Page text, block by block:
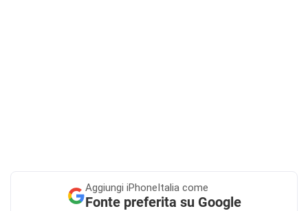
Aggiungi iPhoneItalia come
Fonte preferita su Google